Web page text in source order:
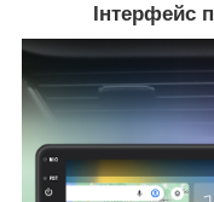
Інтерфейс